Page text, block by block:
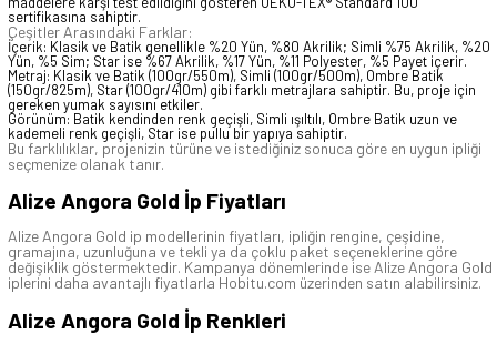
sertifikasına sahiptir.
Çeşitler Arasındaki Farklar:
İçerik: Klasik ve Batik genellikle %20 Yün, %80 Akrilik; Simli %75 Akrilik, %20
Yün, %5 Sim; Star ise %67 Akrilik, %17 Yün, %11 Polyester, %5 Payet içerir.
Metraj: Klasik ve Batik (100gr/550m), Simli (100gr/500m), Ombre Batik
(150gr/825m), Star (100gr/410m) gibi farklı metrajlara sahiptir. Bu, proje için
gereken yumak sayısını etkiler.
Görünüm: Batik kendinden renk geçişli, Simli ışıltılı, Ombre Batik uzun ve
kademeli renk geçişli, Star ise pullu bir yapıya sahiptir.
Bu farklılıklar, projenizin türüne ve istediğiniz sonuca göre en uygun ipliği
seçmenize olanak tanır.
Alize Angora Gold İp Fiyatları
Alize Angora Gold ip modellerinin fiyatları, ipliğin rengine, çeşidine,
gramajına, uzunluğuna ve tekli ya da çoklu paket seçeneklerine göre
değişiklik göstermektedir. Kampanya dönemlerinde ise Alize Angora Gold
iplerini daha avantajlı fiyatlarla Hobitu.com üzerinden satın alabilirsiniz.
Alize Angora Gold İp Renkleri